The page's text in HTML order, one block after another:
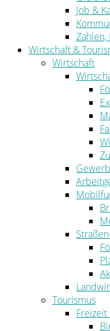
Job &
Zahlen,
Wirtschaft &
Wirtschaft
Tourismus